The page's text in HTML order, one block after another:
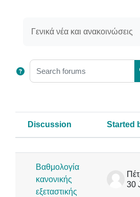
Γενικά νέα και ανακοινώσεις
Search forums
Status
Discussion Started
Βαθμολογία
κανονικής
εξεταστικής
30